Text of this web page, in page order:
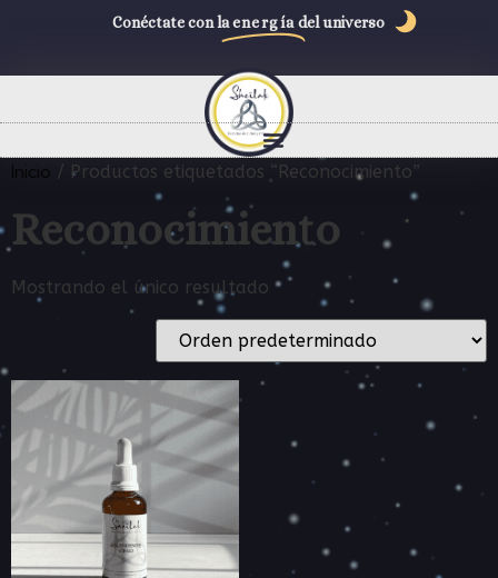
Conéctate con la energía del universo
Inicio / Productos etiquetados “Reconocimiento”
Reconocimiento
Mostrando el único resultado